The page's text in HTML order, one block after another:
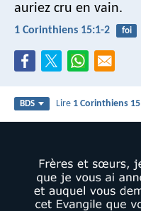
auriez cru en vain.
1 Corinthiens 15:1-2 foi
BDS Lire 1 Corinthiens 15